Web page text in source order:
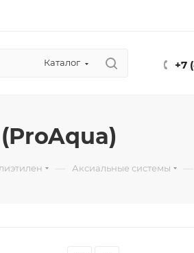
Каталог +7
— Аксиальные системы —